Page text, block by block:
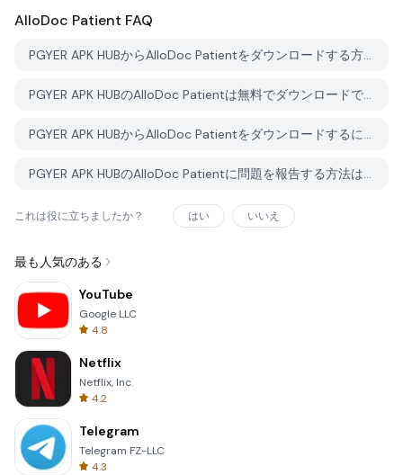
AlloDoc Patient FAQ
PGYER APK HUBからAlloDoc Patientをダウンロードする方法は？
PGYER APK HUBのAlloDoc Patientは無料でダウンロードできますか？
PGYER APK HUBからAlloDoc Patientをダウンロードするにはアカウントが必要ですか？
PGYER APK HUBのAlloDoc Patientに問題を報告する方法は？
これは役に立ちましたか？ はい いいえ
最も人気のある
YouTube
Google LLC
4.8
Netflix
Netflix, Inc.
4.2
Telegram
Telegram FZ-LLC
4.3